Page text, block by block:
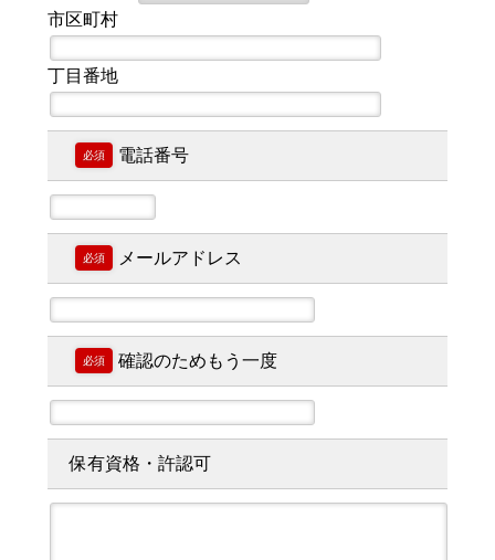
市区町村
丁目番地
電話番号
必須
必須 メールアドレス
必須 確認のためもう一度
保有資格・許認可